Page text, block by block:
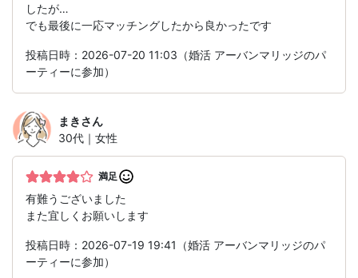
したが…
でも最後に一応マッチングしたから良かったです
投稿日時：2026-07-20 11:03（婚活 アーバンマリッジのパ
ーティーに参加）
まきさん
30代｜女性
満足
有難うございました
また宜しくお願いします
投稿日時：2026-07-19 19:41（婚活 アーバンマリッジのパ
ーティーに参加）